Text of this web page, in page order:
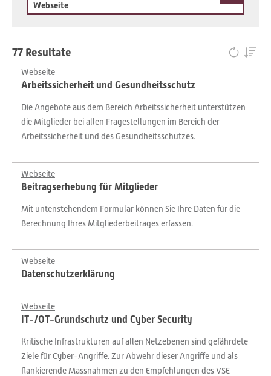
Webseite
77 Resultate
Webseite
Arbeitssicherheit und Gesundheitsschutz
Die Angebote aus dem Bereich Arbeitssicherheit unterstützen
die Mitglieder bei allen Fragestellungen im Bereich der
Arbeitssicherheit und des Gesundheitsschutzes.
Webseite
Beitragserhebung für Mitglieder
Mit untenstehendem Formular können Sie Ihre Daten für die
Berechnung Ihres Mitgliederbeitrages erfassen.
Webseite
Datenschutzerklärung
Webseite
IT-/OT-Grundschutz und Cyber Security
Kritische Infrastrukturen auf allen Netzebenen sind gefährdete
Ziele für Cyber-Angriffe. Zur Abwehr dieser Angriffe und als
flankierende Massnahmen zu den Empfehlungen des VSE